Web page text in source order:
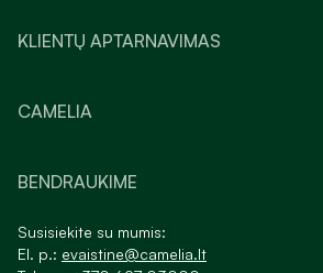
KLIENTŲ APTARNAVIMAS
CAMELIA
BENDRAUKIME
Susisiekite su mumis:
El. p.: evaistine@camelia.lt